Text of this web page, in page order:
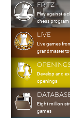
FRITZ
Play against a
chess
LIVE
Live games
grandmaster
Develop and
openings
Eight million
games